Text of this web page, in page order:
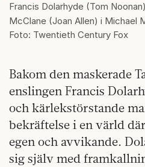
Francis Dolarhyde (Tom
McClane (Joan Allen) i Michael
Foto: Twentieth Century Fox
Bakom den maskerade
enslingen Francis
och kärlekstörstande
bekräftelse i en värld
egen och avvikande.
sig själv med